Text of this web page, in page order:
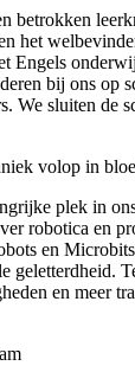
betrokken
het
Engels
bij ons op
We sluiten de
volop in
plek in
robotica en
en
geletterdheid.
en meer